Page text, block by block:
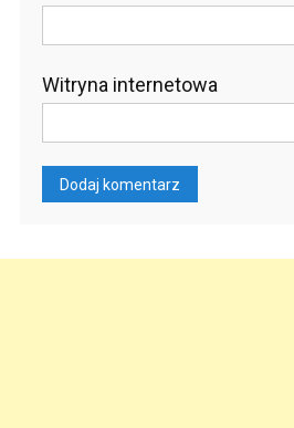
Witryna internetowa